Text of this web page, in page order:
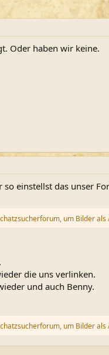
Oder haben wir keine.
einstellst das unser
um Bilder als
die uns verlinken.
und auch Benny.
um Bilder als